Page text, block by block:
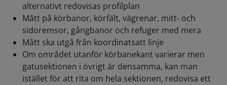
alternativt redovisas profilplan
Mått på körbanor, körfält, vägrenar, mitt- och
sidoremsor, gångbanor och refuger med mera
Mått ska utgå från koordinatsatt linje
Om området utanför körbanekant varierar men
gatusektionen i övrigt är densamma, kan man
istället för att rita om hela sektionen, redovisa ett